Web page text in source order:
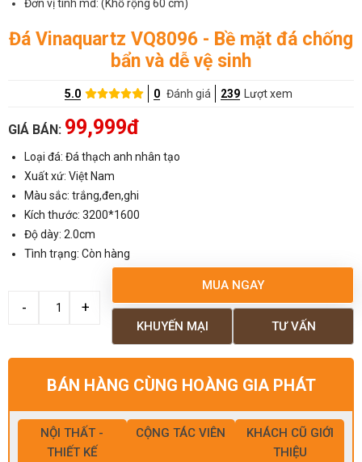
Đơn vị tính md: (Khổ rộng 60 cm)
Đá Vinaquartz VQ8096 - Bề mặt đá chống
bẩn và dễ vệ sinh
5.0 0 Đánh giá 239 Lượt xem
GIÁ BÁN: 99,999đ
Loại đá: Đá thạch anh nhân tạo
Xuất xứ: Việt Nam
Màu sắc: trắng,đen,ghi
Kích thước: 3200*1600
Độ dày: 2.0cm
Tình trạng: Còn hàng
MUA NGAY
TƯ VẤN
KHUYẾN MẠI
BÁN HÀNG CÙNG HOÀNG GIA PHÁT
NỘI THẤT -
THIẾT KẾ
CỘNG TÁC VIÊN
KHÁCH CŨ GIỚI
THIỆU